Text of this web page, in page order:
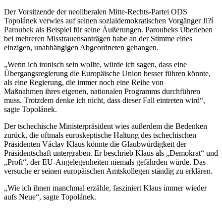
Der Vorsitzende der neoliberalen Mitte-Rechts-Partei ODS
Topolánek verwies auf seinen sozialdemokratischen Vorgänger Ji?í
Paroubek als Beispiel für seine Äußerungen. Paroubeks Überleben
bei mehreren Misstrauensanträgen habe an der Stimme eines
einzigen, unabhängigen Abgeordneten gehangen.
„Wenn ich ironisch sein wollte, würde ich sagen, dass eine
Übergangsregierung die Europäische Union besser führen könnte,
als eine Regierung, die immer noch eine Reihe von
Maßnahmen ihres eigenen, nationalen Programms durchführen
muss. Trotzdem denke ich nicht, dass dieser Fall eintreten wird“,
sagte Topolánek.
Der tschechische Ministerpräsident wies außerdem die Bedenken
zurück, die oftmals euroskeptische Haltung des tschechischen
Präsidenten Václav Klaus könnte die Glaubwürdigkeit der
Präsidentschaft untergraben. Er beschrieb Klaus als „Demokrat“ und
„Profi“, der EU-Angelegenheiten niemals gefährden würde. Das
versuche er seinen europäischen Amtskollegen ständig zu erklären.
„Wie ich ihnen manchmal erzähle, fasziniert Klaus immer wieder
aufs Neue“, sagte Topolánek.